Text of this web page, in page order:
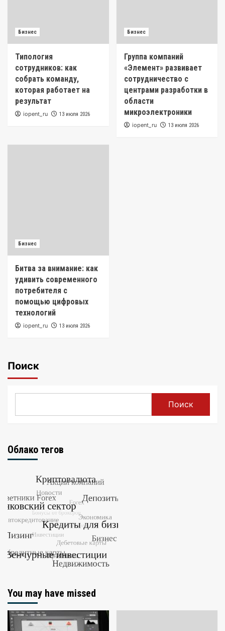
Бизнес
Типология
сотрудников: как
собрать команду,
которая работает на
результат
iopent_ru 13 июля 2026
Бизнес
Группа компаний
«Элемент» развивает
сотрудничество с
центрами разработки в
области
микроэлектроники
iopent_ru 13 июля 2026
Бизнес
Битва за внимание: как
удивить современного
потребителя с
помощью цифровых
технологий
iopent_ru 13 июля 2026
Поиск
Поиск
Облако тегов
You may have missed